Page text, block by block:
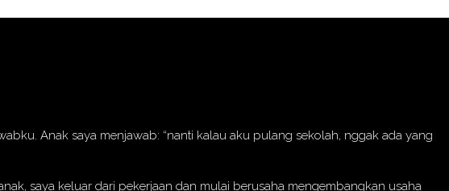
Anak saya menjawab: “nanti kalau aku pulang sekolah, nggak ada yang
saya keluar dari pekerjaan dan mulai berusaha mengembangkan usaha